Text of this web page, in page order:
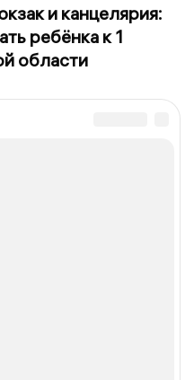
и канцелярия:
ребёнка к 1
области